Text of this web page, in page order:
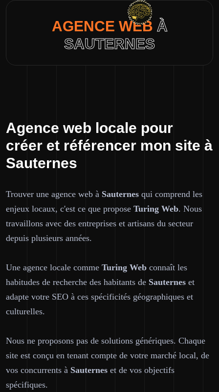
AGENCE WEB À
SAUTERNES
Agence web locale pour
créer et référencer mon site à
Sauternes
Trouver une agence web à Sauternes qui comprend les
enjeux locaux, c'est ce que propose Turing Web. Nous
travaillons avec des entreprises et artisans du secteur
depuis plusieurs années.
Une agence locale comme Turing Web connaît les
habitudes de recherche des habitants de Sauternes et
adapte votre SEO à ces spécificités géographiques et
culturelles.
Nous ne proposons pas de solutions génériques. Chaque
site est conçu en tenant compte de votre marché local, de
vos concurrents à Sauternes et de vos objectifs
spécifiques.